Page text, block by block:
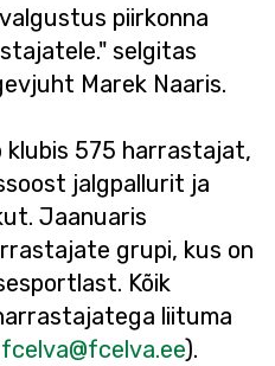
piirkonna
selgitas
Marek Naaris.
klubis 575 harrastajat,
jalgpallurit ja
Jaanuaris
grupi, kus on
Kõik
liituma
fcelva@fcelva.ee).